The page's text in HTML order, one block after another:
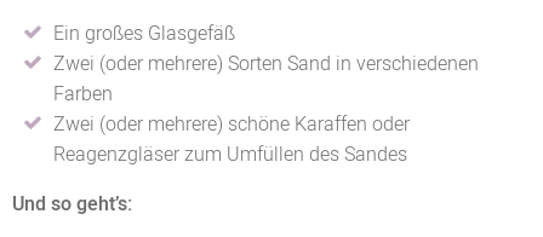
Ein großes Glasgefäß
Zwei (oder mehrere) Sorten Sand in verschiedenen
Farben
Zwei (oder mehrere) schöne Karaffen oder
Reagenzgläser zum Umfüllen des Sandes
Und so geht’s: